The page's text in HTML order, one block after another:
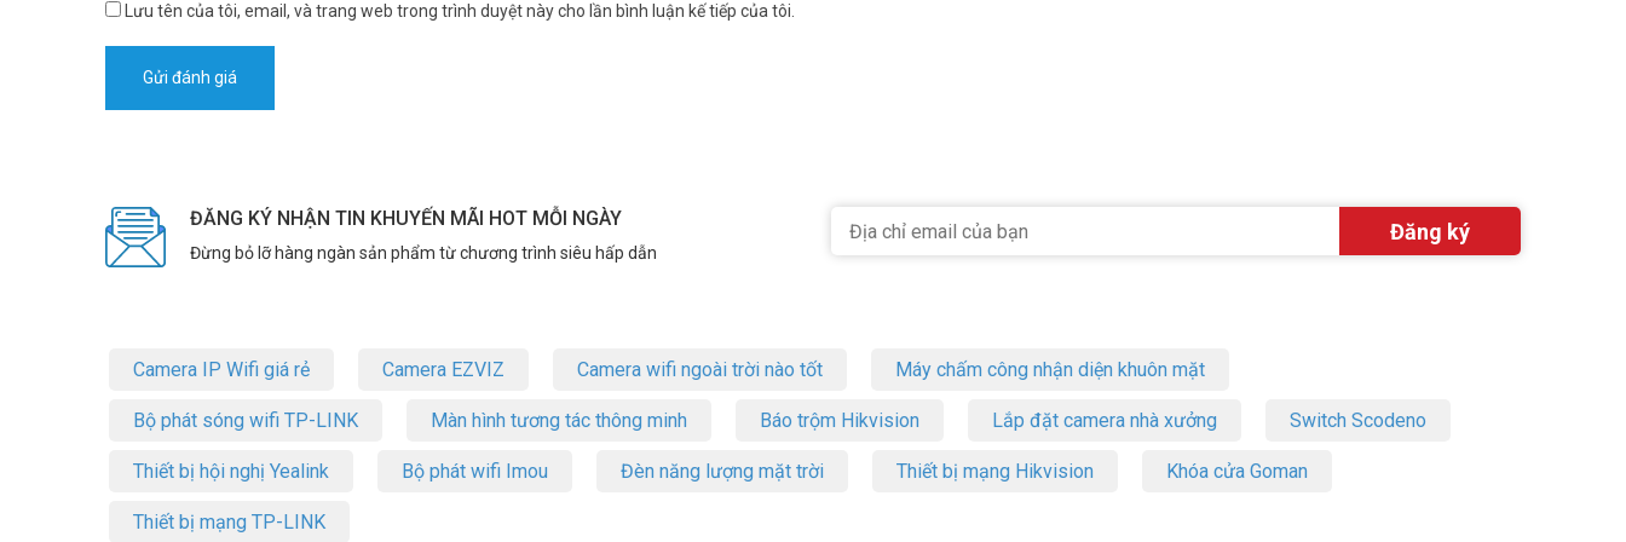
Lưu tên của tôi, email, và trang web trong trình duyệt này cho lần bình luận kế tiếp của tôi.
ĐĂNG KÝ NHẬN TIN KHUYẾN MÃI HOT MỖI NGÀY
Đừng bỏ lỡ hàng ngàn sản phẩm từ chương trình siêu hấp dẫn
Camera IP Wifi giá rẻ Camera EZVIZ Camera wifi ngoài trời nào tốt Máy chấm công nhận diện khuôn mặt
Bộ phát sóng wifi TP-LINK Màn hình tương tác thông minh Báo trộm Hikvision Lắp đặt camera nhà xưởng Switch Scodeno
Thiết bị hội nghị Yealink Bộ phát wifi Imou Đèn năng lượng mặt trời Thiết bị mạng Hikvision Khóa cửa Goman
Thiết bị mạng TP-LINK